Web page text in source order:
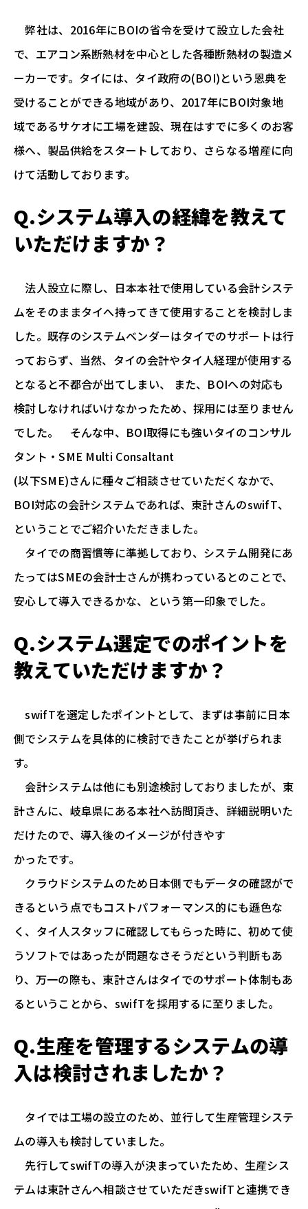
弊社は、2016年にBOIの省令を受けて設立した会社
で、エアコン系断熱材を中心とした各種断熱材の製造メ
ーカーです。タイには、タイ政府の(BOI)という恩典を
受けることができる地域があり、2017年にBOI対象地
域であるサケオに工場を建設、現在はすでに多くのお客
様へ、製品供給をスタートしており、さらなる増産に向
けて活動しております。
Q.システム導入の経緯を教えて
いただけますか？
法人設立に際し、日本本社で使用している会計システ
ムをそのままタイへ持ってきて使用することを検討しま
した。既存のシステムベンダーはタイでのサポートは行
っておらず、当然、タイの会計やタイ人経理が使用する
となると不都合が出てしまい、 また、BOIへの対応も
検討しなければいけなかったため、採用には至りません
でした。 そんな中、BOI取得にも強いタイのコンサル
タント・SME Multi Consaltant
(以下SME)さんに種々ご相談させていただくなかで、
BOI対応の会計システムであれば、東計さんのswifT、
ということでご紹介いただきました。
タイでの商習慣等に準拠しており、システム開発にあ
たってはSMEの会計士さんが携わっているとのことで、
安心して導入できるかな、という第一印象でした。
Q.システム選定でのポイントを
教えていただけますか？
swifTを選定したポイントとして、まずは事前に日本
側でシステムを具体的に検討できたことが挙げられま
す。
会計システムは他にも別途検討しておりましたが、東
計さんに、岐阜県にある本社へ訪問頂き、詳細説明いた
だけたので、導入後のイメージが付きやす
かったです。
クラウドシステムのため日本側でもデータの確認がで
きるという点でもコストパフォーマンス的にも遜色な
く、タイ人スタッフに確認してもらった時に、初めて使
うソフトではあったが問題なさそうだという判断もあ
り、万一の際も、東計さんはタイでのサポート体制もあ
るということから、swifTを採用するに至りました。
Q.生産を管理するシステムの導
入は検討されましたか？
タイでは工場の設立のため、並行して生産管理システ
ムの導入も検討していました。
先行してswifTの導入が決まっていたため、生産シス
テムは東計さんへ相談させていただきswifTと連携でき